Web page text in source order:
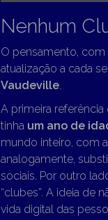
Nenhum
O pensamento, com
atualização a cada
Vaudeville.
A primeira
tinha um ano de
mundo inteiro, com
analogamente,
sociais. Por outro
“clubes”. A ideia de
vida digital das